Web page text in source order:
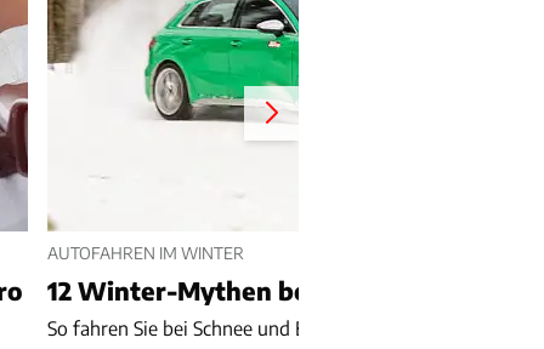
AUTOFAHREN IM WINTER
12 Winter-Mythen beim Autofahren
So fahren Sie bei Schnee und Eis sicher Auto.